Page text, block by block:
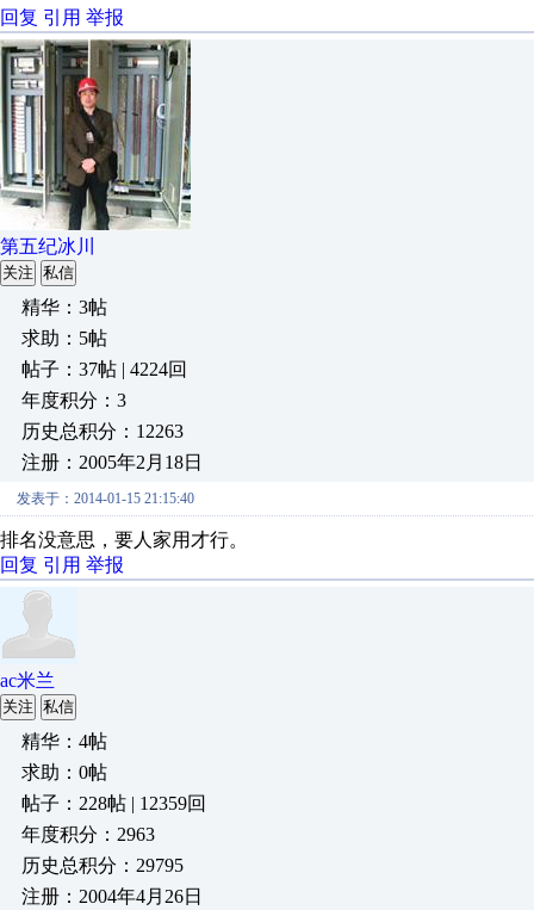
回复 引用 举报
第五纪冰川
关注 私信
精华：3帖
求助：5帖
帖子：37帖 | 4224回
年度积分：3
历史总积分：12263
注册：2005年2月18日
发表于：2014-01-15 21:15:40
排名没意思，要人家用才行。
回复 引用 举报
ac米兰
关注 私信
精华：4帖
求助：0帖
帖子：228帖 | 12359回
年度积分：2963
历史总积分：29795
注册：2004年4月26日